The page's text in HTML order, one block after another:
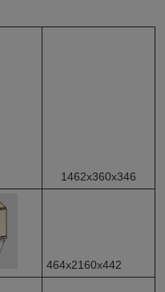
1462х360х346
464х2160х442